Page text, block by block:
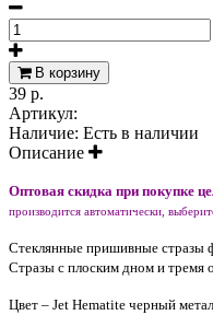
В корзину
39 р.
Артикул:
Наличие: Есть в наличии
Описание
Оптовая скидка при покупке
производится автоматически,
Стеклянные пришивные стразы
Стразы с плоским дном и тремя
Цвет – Jet Hematite черный